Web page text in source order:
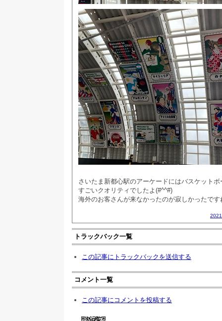
さいたま新都心駅のアーケードにはバスケット
すごいクオリティでしたよ(#^^#)
海外のお客さんが来なかったのが寂しかったです
トラックバック一覧
この記事にトラックバックを送信する
コメント一覧
この記事にコメントを投稿する